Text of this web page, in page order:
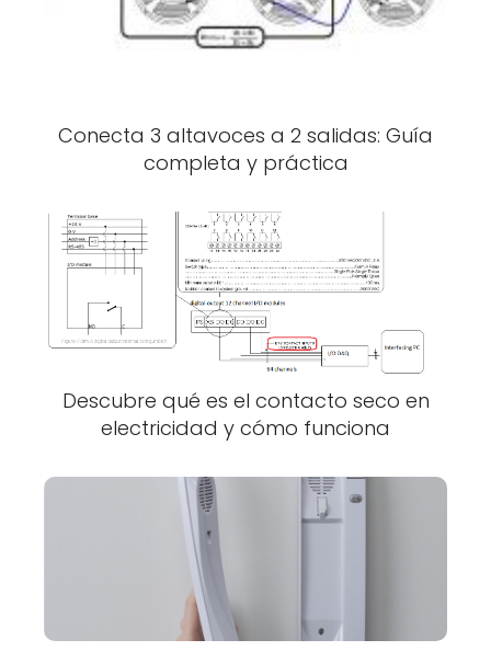
Conecta 3 altavoces a 2 salidas: Guía
completa y práctica
Descubre qué es el contacto seco en
electricidad y cómo funciona